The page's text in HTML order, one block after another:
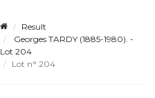
Result
Georges TARDY (1885-1980). -
Lot 204
Lot n° 204